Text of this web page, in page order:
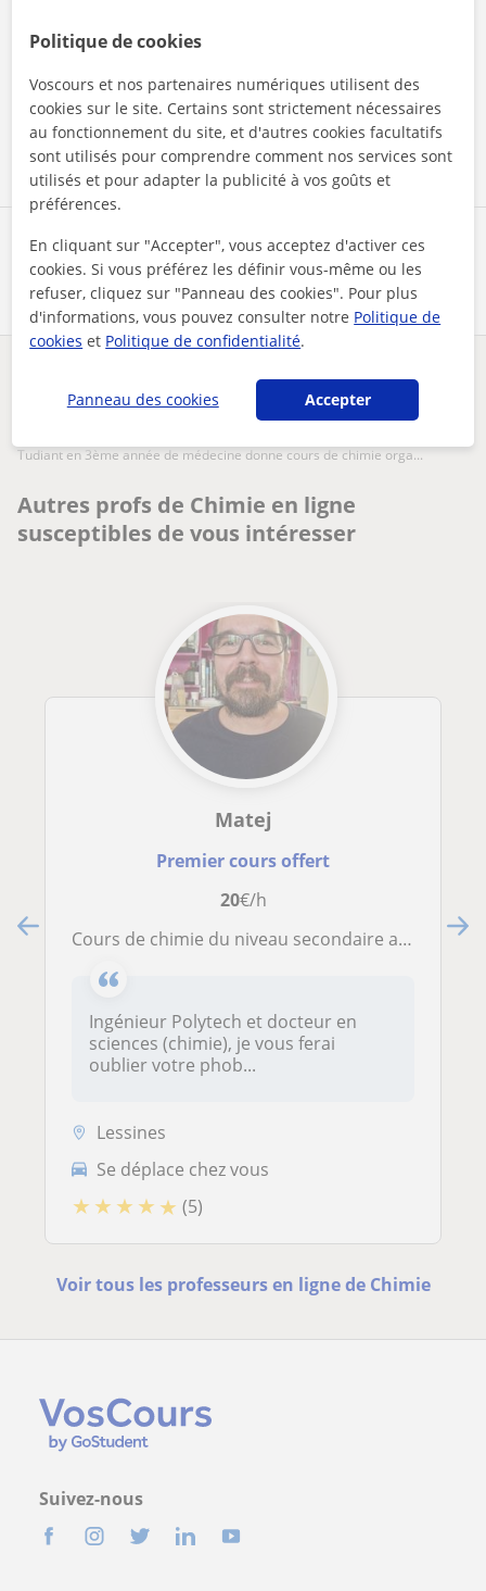
Partagez ce professeur
En cliquant sur l'un des deux boutons, vous acceptez nos
Contacter maintenant
Des problèmes avec ce profil ?Signalez-le
tudiant en 3ème année de médecine donne cours de chimie orga...
Autres profs de Chimie en ligne
susceptibles de vous intéresser
Matej
Premier cours offert
20€/h
Cours de chimie du niveau secondaire au niveau universitaire
Ingénieur Polytech et docteur en
sciences (chimie), je vous ferai
oublier votre phob...
Lessines
Se déplace chez vous
★ ★ ★ ★ ★ (5)
Voir tous les professeurs en ligne de Chimie
Suivez-nous
Politique de cookies
Voscours et nos partenaires numériques utilisent des
cookies sur le site. Certains sont strictement nécessaires
au fonctionnement du site, et d'autres cookies facultatifs
sont utilisés pour comprendre comment nos services sont
utilisés et pour adapter la publicité à vos goûts et
préférences.
En cliquant sur "Accepter", vous acceptez d'activer ces
cookies. Si vous préférez les définir vous-même ou les
refuser, cliquez sur "Panneau des cookies". Pour plus
d'informations, vous pouvez consulter notre Politique de
cookies et Politique de confidentialité.
Panneau des cookies Accepter